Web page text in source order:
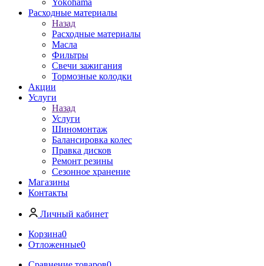
Yokohama
Расходные материалы
Назад
Расходные материалы
Масла
Фильтры
Свечи зажигания
Тормозные колодки
Акции
Услуги
Назад
Услуги
Шиномонтаж
Балансировка колес
Правка дисков
Ремонт резины
Сезонное хранение
Магазины
Контакты
Личный кабинет
Корзина0
Отложенные0